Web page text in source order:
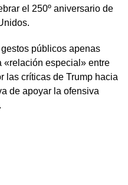
el 250º aniversario de
públicos apenas
«relación especial» entre
las críticas de Trump hacia
de apoyar la ofensiva